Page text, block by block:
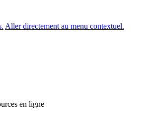
Aller directement au menu contextuel.
en ligne